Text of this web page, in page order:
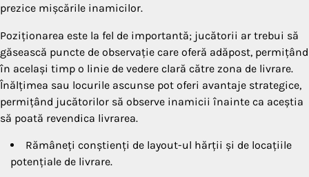
prezice mișcările inamicilor.
Poziționarea este la fel de importantă; jucătorii ar trebui să
găsească puncte de observație care oferă adăpost, permițând
în același timp o linie de vedere clară către zona de livrare.
Înălțimea sau locurile ascunse pot oferi avantaje strategice,
permițând jucătorilor să observe inamicii înainte ca aceștia
să poată revendica livrarea.
Rămâneți conștienți de layout-ul hărții și de locațiile
potențiale de livrare.